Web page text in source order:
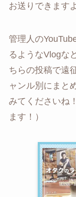
お送りできます
管理人の
るようなVlogな
ちらの投稿で遠
ャンル別にまと
みてくださいね
ます！）